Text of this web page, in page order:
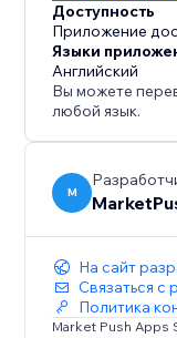
Доступность
Приложение
Языки
Английский
Вы можете
любой язык.
M
На сайт
Связаться с
Политика
Market Push Apps